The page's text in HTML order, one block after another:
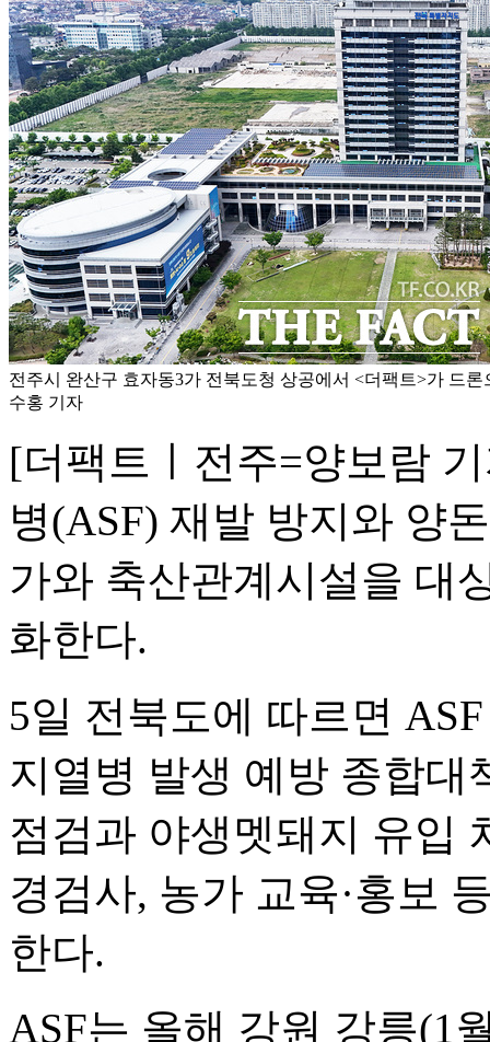
전주시 완산구 효자동3가 전북도청 상공에서 <더팩트>가 드
수홍 기자
[더팩트ㅣ전주=양보람
병(ASF) 재발 방지와 양
가와 축산관계시설을 대
화한다.
5일 전북도에 따르면
지열병 발생 예방 종합대
점검과 야생멧돼지 유입
경검사, 농가 교육·홍보
한다.
ASF는 올해 강원 강릉(1